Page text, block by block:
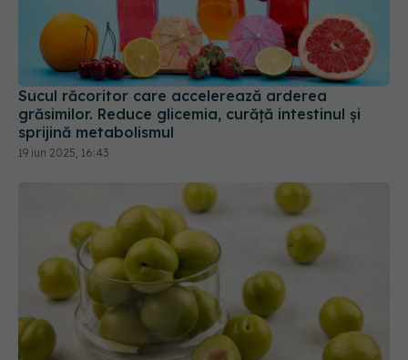
Sucul răcoritor care accelerează arderea
grăsimilor. Reduce glicemia, curăță intestinul și
sprijină metabolismul
19 iun 2025, 16:43